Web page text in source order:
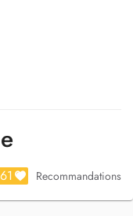
Recommandations